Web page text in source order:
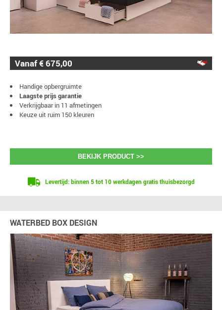
Vanaf € 675,00
Handige opbergruimte
Laagste prijs garantie
Verkrijgbaar in 11 afmetingen
Keuze uit ruim 150 kleuren
BEKIJK PRODUCT >>
Levertijd: binnen 5 tot 10 werkdagen gratis thuisbezorgd
WATERBED BOX DESIGN